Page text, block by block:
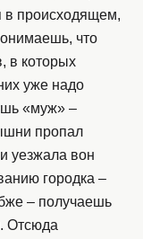
в происходящем,
что
в которых
уже надо
«муж» –
пропал
уезжала вон
городка –
– получаешь
Отсюда